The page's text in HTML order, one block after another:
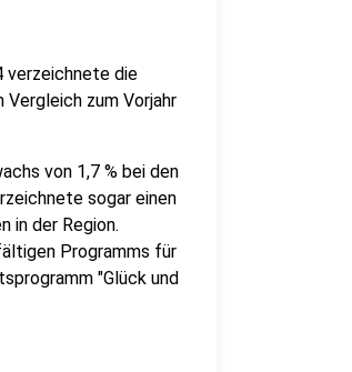
verzeichnete die
zum Vorjahr
von 1,7 % bei den
sogar einen
in der Region.
Programms für
"Glück und